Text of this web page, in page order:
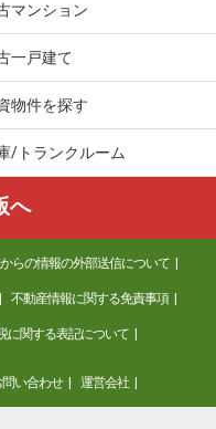
マンション
一戸建て
物件を探す
/トランクルーム
へ
らの情報の外部送信について
不動産情報に関する免責事項
に関する表記について
問い合わせ 運営会社